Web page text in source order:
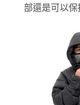
部還是可以保